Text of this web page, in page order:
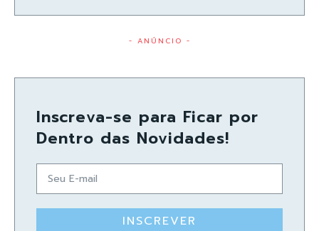
- ANÚNCIO -
Inscreva-se para Ficar por
Dentro das Novidades!
INSCREVER